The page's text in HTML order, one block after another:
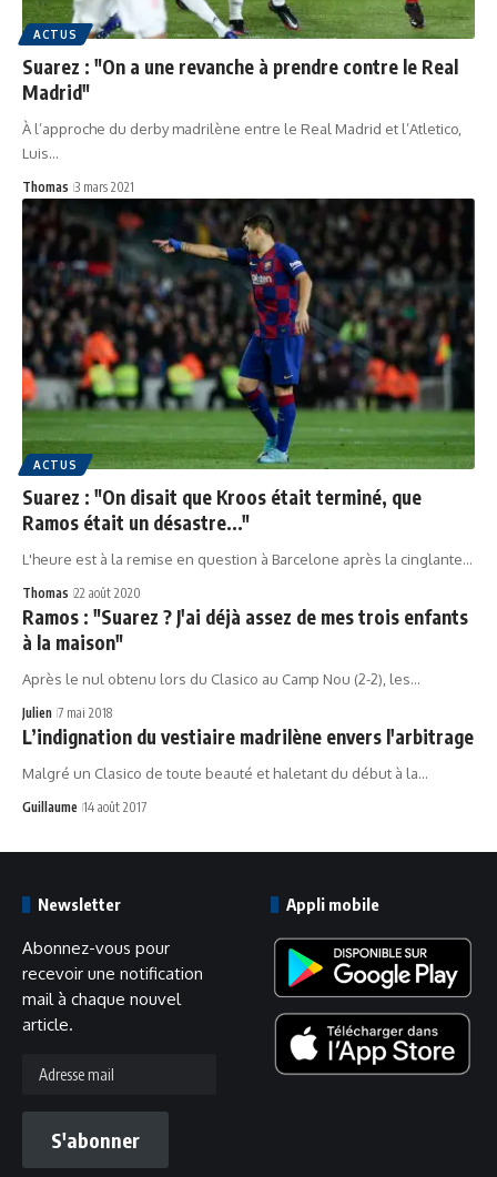
ACTUS
Suarez : "On a une revanche à prendre contre le Real
Madrid"
À l’approche du derby madrilène entre le Real Madrid et l’Atletico,
Luis…
Thomas 3 mars 2021
ACTUS
Suarez : "On disait que Kroos était terminé, que
Ramos était un désastre..."
L'heure est à la remise en question à Barcelone après la cinglante…
Thomas 22 août 2020
Ramos : "Suarez ? J'ai déjà assez de mes trois enfants
à la maison"
Après le nul obtenu lors du Clasico au Camp Nou (2-2), les…
Julien 7 mai 2018
L’indignation du vestiaire madrilène envers l'arbitrage
Malgré un Clasico de toute beauté et haletant du début à la…
Guillaume 14 août 2017
Newsletter
Abonnez-vous pour
recevoir une notification
mail à chaque nouvel
article.
mail
S'abonner
Appli mobile